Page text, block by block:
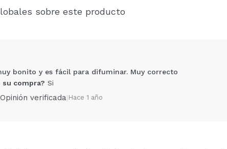
sobre este producto
bonito y es fácil para difuminar. Muy correcto
su compra? Si
Opinión verificada| Hace 1 año